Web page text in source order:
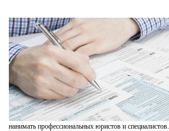
нанимать профессиональных юристов и специалистов.